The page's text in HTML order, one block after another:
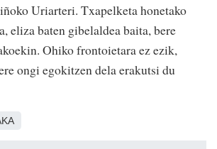
Uriarteri. Txapelketa honetako
eliza baten gibelaldea baita, bere
Ohiko frontoietara ez ezik,
ongi egokitzen dela erakutsi du